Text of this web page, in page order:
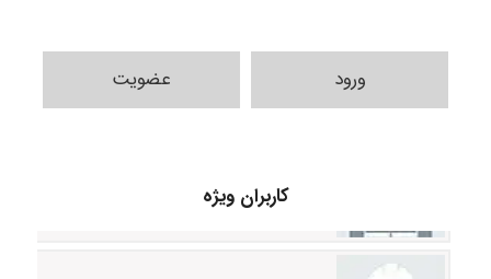
ورود عضویت
کاربران ویژه